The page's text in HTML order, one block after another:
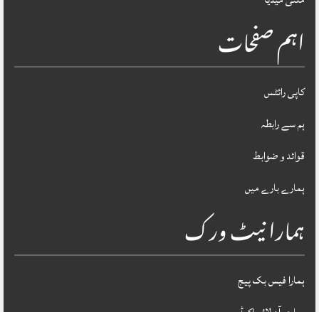
اہم صفحات
کاپی رائٹس
ہم سے رابطہ
قوائد و ضوابط
ہمارے بارے میں
ہمارا نیٹ ورک
ہمارا فیس بک پیج